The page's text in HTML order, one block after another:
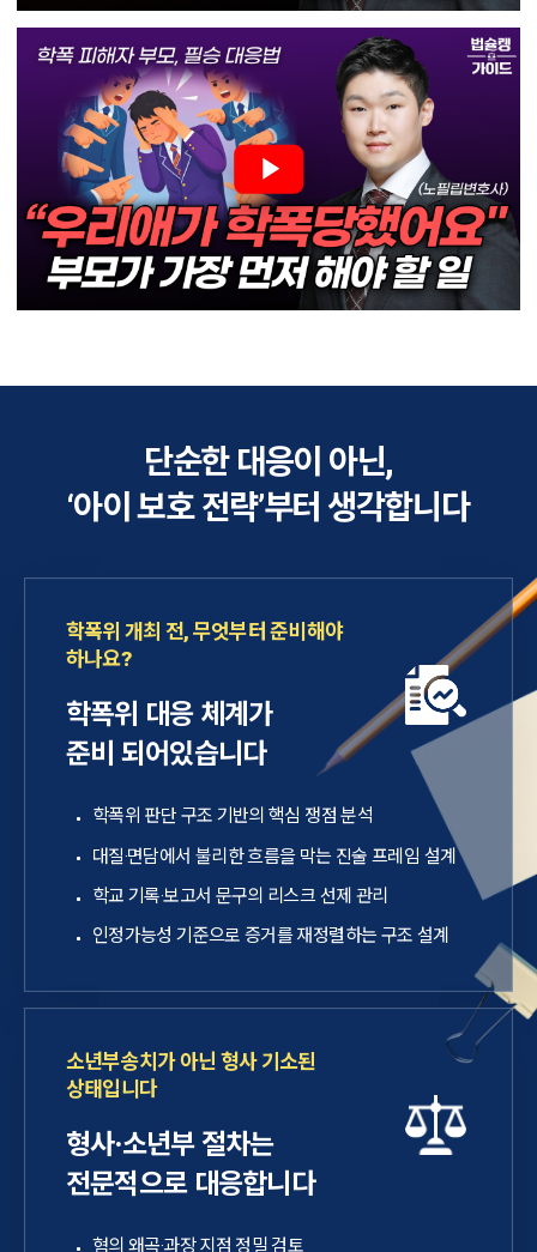
단순한 대응이 아닌,
‘아이 보호 전략’부터 생각합니다
학폭위 개최 전, 무엇부터 준비해야
하나요?
학폭위 대응 체계가
준비 되어있습니다
학폭위 판단 구조 기반의 핵심 쟁점 분석
대질·면담에서 불리한 흐름을 막는 진술 프레임 설계
학교 기록·보고서 문구의 리스크 선제 관리
인정가능성 기준으로 증거를 재정렬하는 구조 설계
소년부송치가 아닌 형사 기소된
상태입니다
형사·소년부 절차는
전문적으로 대응합니다
혐의 왜곡·과장 지점 정밀 검토